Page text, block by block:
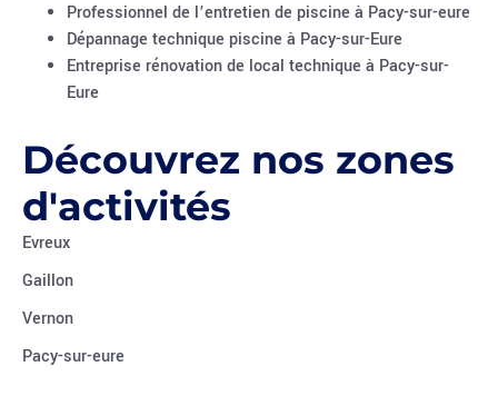
Professionnel de l’entretien de piscine à Pacy-sur-eure
Dépannage technique piscine à Pacy-sur-Eure
Entreprise rénovation de local technique à Pacy-sur-
Eure
Découvrez nos zones
d'activités
Evreux
Gaillon
Vernon
Pacy-sur-eure